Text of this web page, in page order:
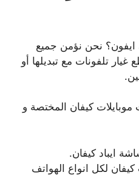
ايفون؟ نحن نؤمن جميع
تلفونات مع تبديلها أو
موبايلات كيفان المختصة و
ايباد كيفان.
لكل انواع الهواتف